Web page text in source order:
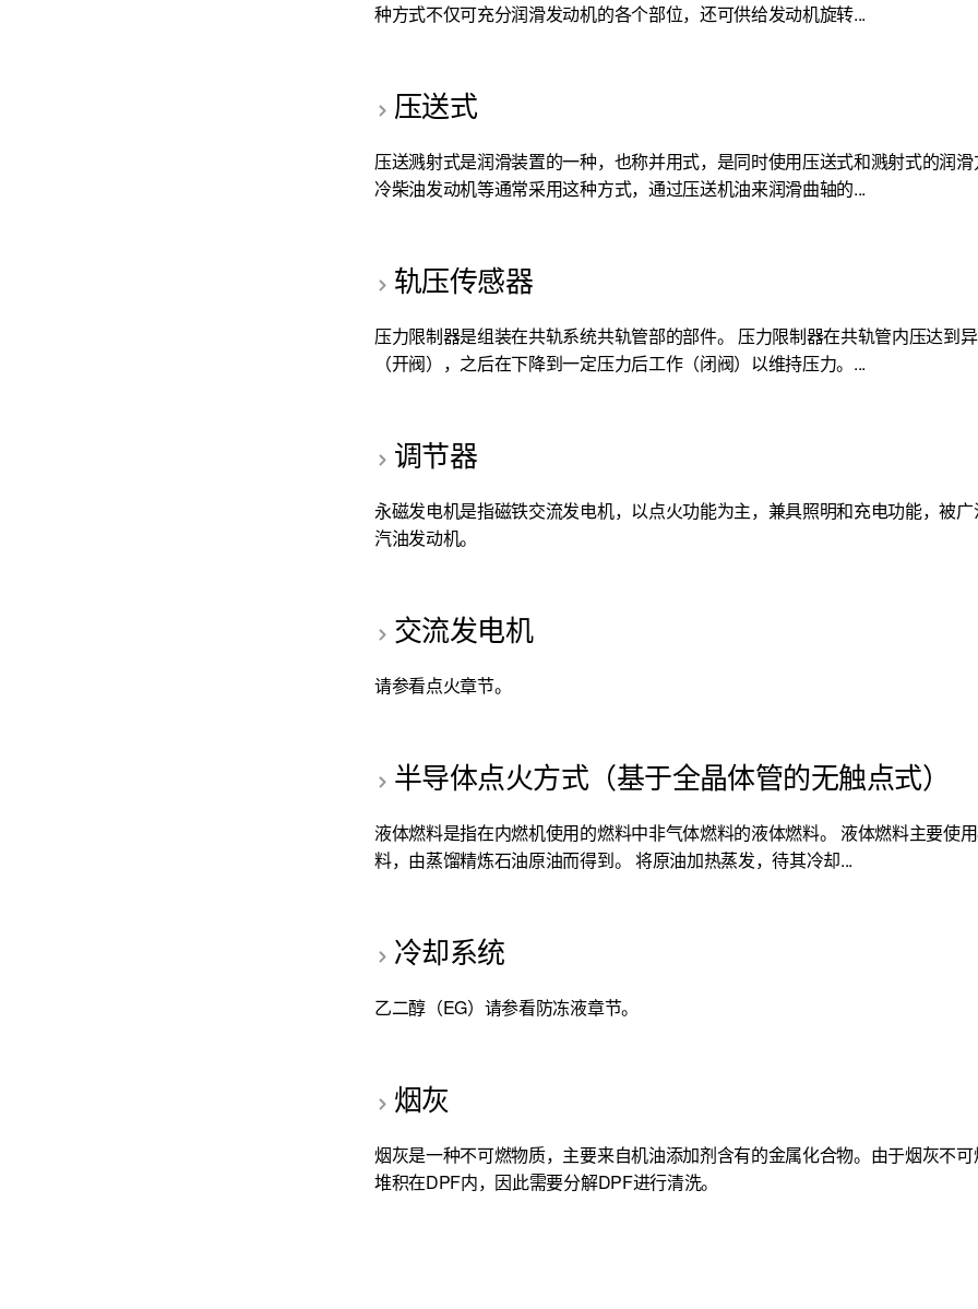
种方式不仅可充分润滑发动机的各个部位，还可供给发动机旋转...
压送式
压送溅射式是润滑装置的一种，也称并用式，是同时使用压送式和溅射式的润
冷柴油发动机等通常采用这种方式，通过压送机油来润滑曲轴的...
轨压传感器
压力限制器是组装在共轨系统共轨管部的部件。 压力限制器在共轨管内压达到
（开阀），之后在下降到一定压力后工作（闭阀）以维持压力。...
调节器
永磁发电机是指磁铁交流发电机，以点火功能为主，兼具照明和充电功能，被
汽油发动机。
交流发电机
请参看点火章节。
半导体点火方式（基于全晶体管的无触点式）
液体燃料是指在内燃机使用的燃料中非气体燃料的液体燃料。 液体燃料主要使
料，由蒸馏精炼石油原油而得到。 将原油加热蒸发，待其冷却...
冷却系统
乙二醇（EG）请参看防冻液章节。
烟灰
烟灰是一种不可燃物质，主要来自机油添加剂含有的金属化合物。由于烟灰不
堆积在DPF内，因此需要分解DPF进行清洗。